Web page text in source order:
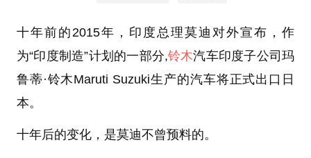
十年前的2015年，印度总理莫迪对外宣布，作
为“印度制造”计划的一部分,铃木汽车印度子公司玛
鲁蒂·铃木Maruti Suzuki生产的汽车将正式出口日
本。
十年后的变化，是莫迪不曾预料的。